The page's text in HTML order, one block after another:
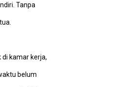
Tanpa
kamar kerja,
belum